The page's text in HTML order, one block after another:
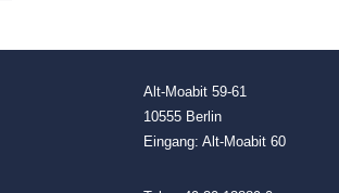
Alt-Moabit 59-61
10555 Berlin
Eingang: Alt-Moabit 60